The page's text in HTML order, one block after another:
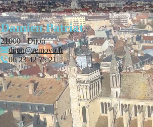
Damien Patriat
21000 - Dijon
dijon@removo.fr
06 23 42 75 21